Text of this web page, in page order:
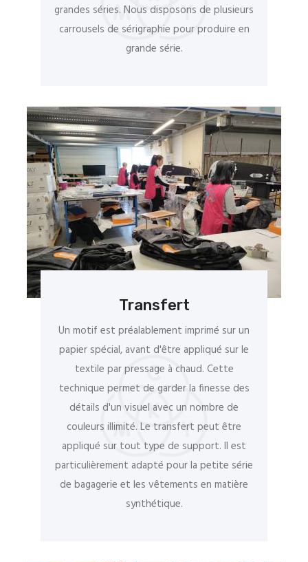
grandes séries. Nous disposons de plusieurs
carrousels de sérigraphie pour produire en
grande série.
Transfert
Un motif est préalablement imprimé sur un
papier spécial, avant d'être appliqué sur le
textile par pressage à chaud. Cette
technique permet de garder la finesse des
détails d'un visuel avec un nombre de
couleurs illimité. Le transfert peut être
appliqué sur tout type de support. Il est
particulièrement adapté pour la petite série
de bagagerie et les vêtements en matière
synthétique.